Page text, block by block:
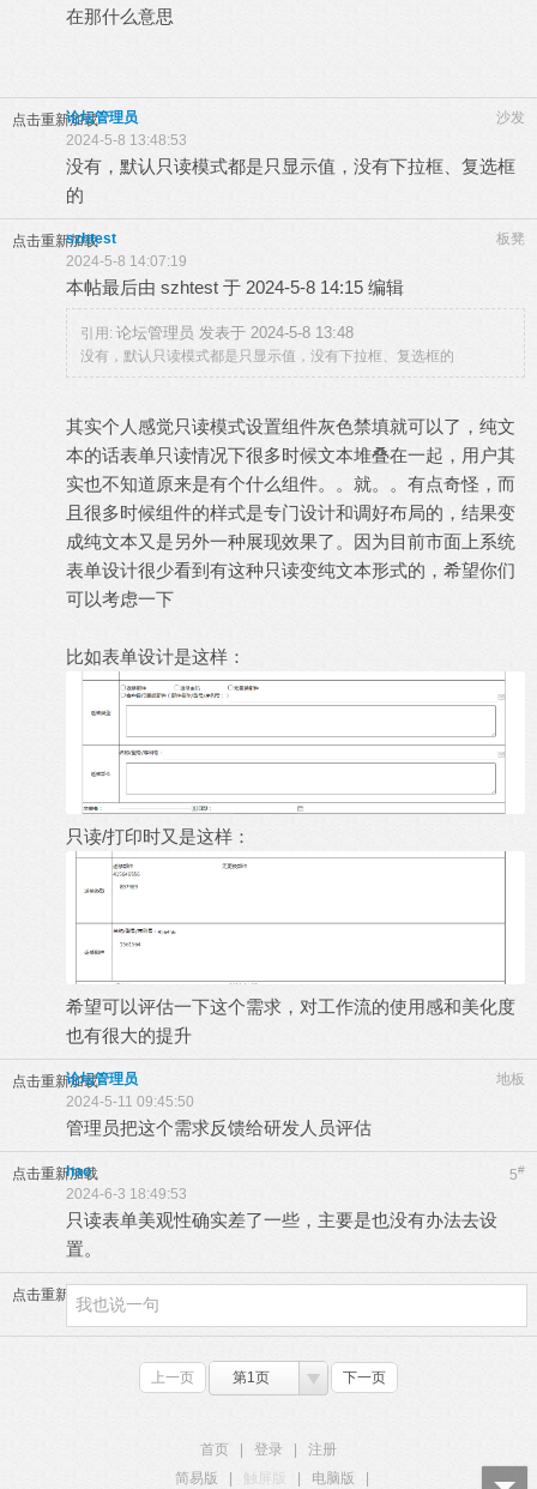
在那什么意思
点击重新加载 沙发
论坛管理员
2024-5-8 13:48:53
没有，默认只读模式都是只显示值，没有下拉框、复选框
的
点击重新加载 板凳
szhtest
2024-5-8 14:07:19
本帖最后由 szhtest 于 2024-5-8 14:15 编辑
引用: 论坛管理员 发表于 2024-5-8 13:48
没有，默认只读模式都是只显示值，没有下拉框、复选框的
其实个人感觉只读模式设置组件灰色禁填就可以了，纯文
本的话表单只读情况下很多时候文本堆叠在一起，用户其
实也不知道原来是有个什么组件。。就。。有点奇怪，而
且很多时候组件的样式是专门设计和调好布局的，结果变
成纯文本又是另外一种展现效果了。因为目前市面上系统
表单设计很少看到有这种只读变纯文本形式的，希望你们
可以考虑一下
比如表单设计是这样：
只读/打印时又是这样：
希望可以评估一下这个需求，对工作流的使用感和美化度
也有很大的提升
点击重新加载 地板
论坛管理员
2024-5-11 09:45:50
管理员把这个需求反馈给研发人员评估
点击重新加载 5#
hao
2024-6-3 18:49:53
只读表单美观性确实差了一些，主要是也没有办法去设
置。
点击重新加载
上一页 第1页 下一页
首页 | 登录 |
注册
简易版
| 触屏版 | 电脑版 |